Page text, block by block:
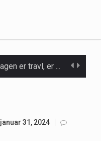
januar 31, 2024